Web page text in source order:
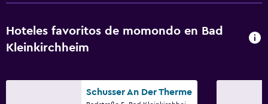
Hoteles favoritos de momondo en Bad
Kleinkirchheim
Schusser An Der Therme